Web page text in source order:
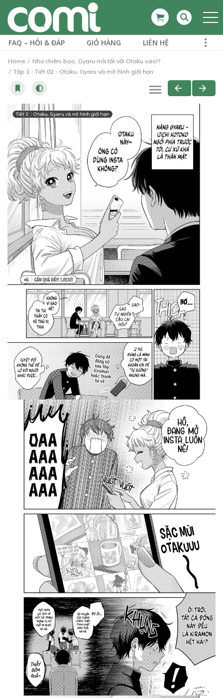
FAQ – HỎI & ĐÁP GIỎ HÀNG LIÊN HỆ
Home
Như chiêm bao, Gyaru mà tốt với Otaku sao!?
Tập 1 - Tiết 02 - Otaku, Gyaru và mô hình giới hạn